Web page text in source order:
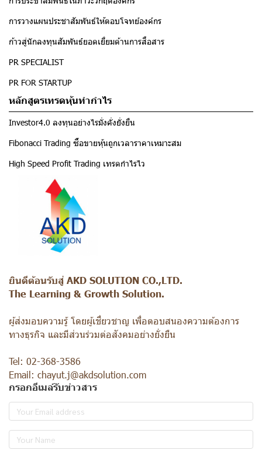
การวางแผนประชาสัมพันธ์ให้ตอบโจทย์องค์กร
ก้าวสู่นักลงทุนสัมพันธ์ยอดเยี่ยมด้านการสื่อสาร
PR SPECIALIST
PR FOR STARTUP
หลักสูตรเทรดหุ้นทำกำไร
Investor4.0 ลงทุนอย่างไรมั่งคั่งยั่งยืน
Fibonacci Trading ซื้อขายหุ้นถูกเวลาราคาเหมาะสม
High Speed Profit Trading เทรดกำไรไว
ยินดีต้อนรับสู่ AKD SOLUTION CO.,LTD.
The Learning & Growth Solution.
ผู้ส่งมอบความรู้ โดยผู้เชี่ยวชาญ เพื่อตอบสนองความต้องการ
ทางธุรกิจ และมีส่วนร่วมต่อสังคมอย่างยั่งยืน
Tel: 02-368-3586
Email: chayut.j@akdsolution.com
กรอกอีเมล์รับข่าวสาร